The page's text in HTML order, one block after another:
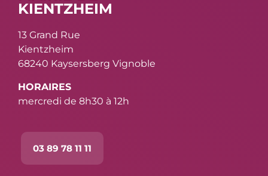
KIENTZHEIM
13 Grand Rue
Kientzheim
68240 Kaysersberg Vignoble
HORAIRES
mercredi de 8h30 à 12h
03 89 78 11 11